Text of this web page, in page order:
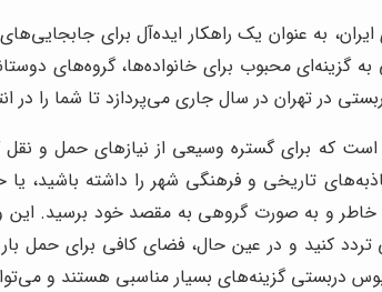
گزینه‌ای محبوب برای خانواده‌ها، گروه‌های
در تهران در سال جاری می‌پردازد تا شما را در
که برای گستره وسیعی از نیازهای حمل و
تاریخی و فرهنگی شهر را داشته باشید،
و به صورت گروهی به مقصد خود برسید. این
تردد کنید و در عین حال، فضای کافی برای
دربستی گزینه‌های بسیار مناسبی هستند و